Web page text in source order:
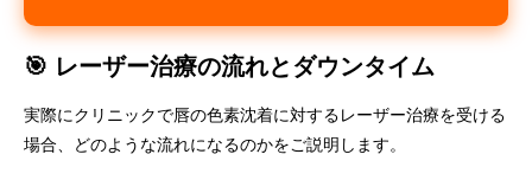
🎯 レーザー治療の流れとダウンタイム
実際にクリニックで唇の色素沈着に対するレーザー治療を受ける
場合、どのような流れになるのかをご説明します。